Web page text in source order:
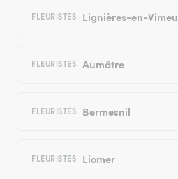
FLEURISTES Lignières-en-Vimeu
FLEURISTES Aumâtre
FLEURISTES Bermesnil
FLEURISTES Liomer